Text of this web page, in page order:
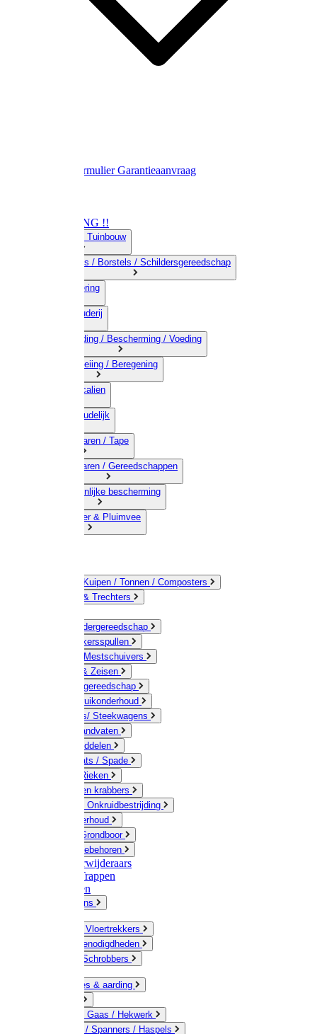
RetourformulierGarantieaanvraag
OPRUIMING !!
01) Land-& Tuinbouw
02) Bezems / Borstels / Schildersgereedschap
03) Afrastering
04) Veehouderij
05) Bestrijding / Bescherming / Voeding
06) Besproeiing / Beregening
07) Chemicalien
08) Huishoudelijk
09) Touwwaren / Tape
10) IJzerwaren / Gereedschappen
11) Persoonlijke bescherming
12) Kleindier & Pluimvee
Emmers / Kuipen / Tonnen / Composters
Jerrycans & Trechters
Hand-/ Kindergereedschap
Stratenmakersspullen
Sneeuw- / Mestschuivers
Baggeren & Zeisen
Elektrisch gereedschap
Boom / Struikonderhoud
Kruiwagens/ Steekwagens
Stelen / Handvaten
Tuinhulpmiddelen
Schop / Bats / Spade
Vorken & Rieken
Cultivator en krabbers
Schoffels / Onkruidbestrijding
Gazononderhoud
Hamers / Grondboor
Sledes / toebehoren
Onkruidverwijderaars
Ladders / Trappen
Werkbanken
Betonmolens
Bezems & Vloertrekkers
Schildersbenodigdheden
Borstels / Schrobbers
Accessoires & aarding
Geleiders / Gaas / Hekwerk
Verbinders / Spanners / Haspels